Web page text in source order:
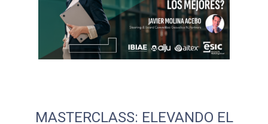
MASTERCLASS: ELEVANDO EL